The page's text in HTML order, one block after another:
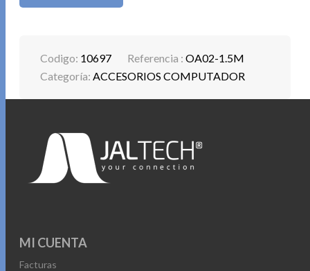
Codigo: 10697 Referencia :OA02-1.5M
Categoría: ACCESORIOS COMPUTADOR
MI CUENTA
Facturas